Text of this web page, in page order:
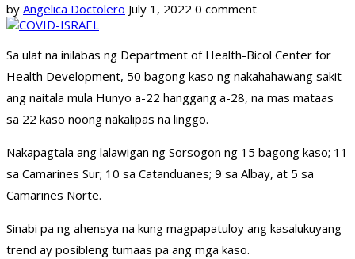
by Angelica Doctolero July 1, 2022 0 comment
Sa ulat na inilabas ng Department of Health-Bicol Center for
Health Development, 50 bagong kaso ng nakahahawang sakit
ang naitala mula Hunyo a-22 hanggang a-28, na mas mataas
sa 22 kaso noong nakalipas na linggo.
Nakapagtala ang lalawigan ng Sorsogon ng 15 bagong kaso; 11
sa Camarines Sur; 10 sa Catanduanes; 9 sa Albay, at 5 sa
Camarines Norte.
Sinabi pa ng ahensya na kung magpapatuloy ang kasalukuyang
trend ay posibleng tumaas pa ang mga kaso.